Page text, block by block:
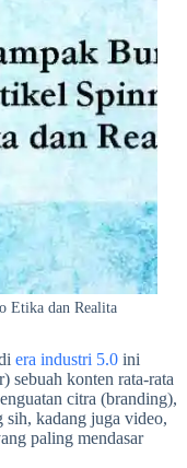
Etika dan Realita
era industri 5.0 ini
sebuah konten rata-rata
citra (branding),
sih, kadang juga video,
paling mendasar